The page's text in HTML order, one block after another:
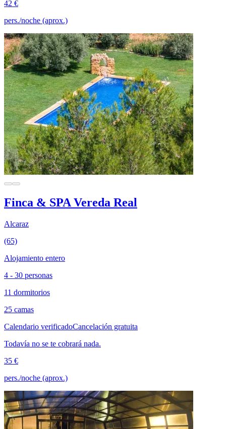
42 €
pers./noche (aprox.)
Finca & SPA Vereda Real
Alcaraz
(65)
Alojamiento entero
4 - 30 personas
11 dormitorios
25 camas
Calendario verificadoCancelación gratuita
Todavía no se te cobrará nada.
35 €
pers./noche (aprox.)